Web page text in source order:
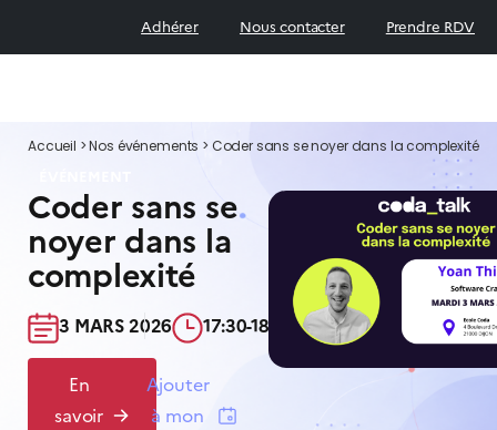
Adhérer Nous contacter Prendre RDV
Accueil >Nos événements > Coder sans se noyer dans la complexité
Coder sans se
noyer dans la
complexité
3 MARS 2026​ 17:30-18:30​
En
savoir
Ajouter
à mon